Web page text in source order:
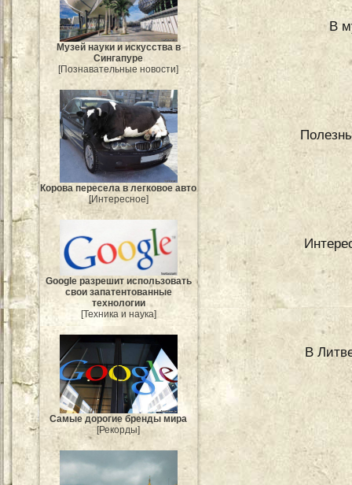
Музей науки и искусства в
Сингапуре
[Познавательные новости]
Корова пересела в легковое авто
[Интересное]
Google разрешит использовать
свои запатентованные
технологии
[Техника и наука]
Самые дорогие бренды мира
[Рекорды]
В
В